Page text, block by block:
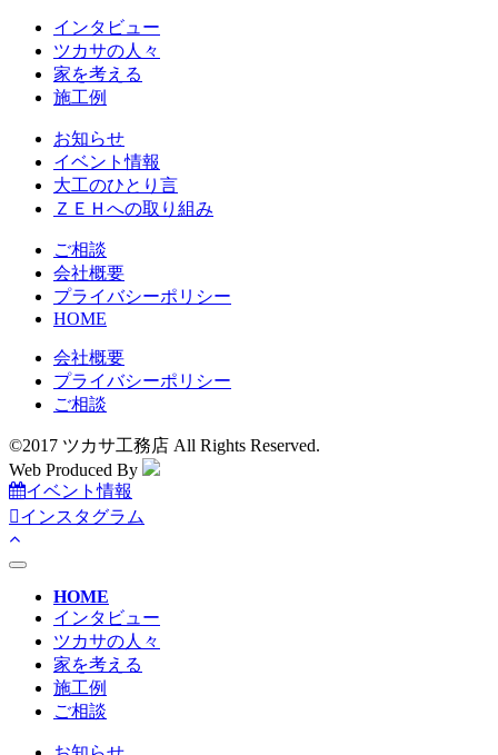
インタビュー
ツカサの人々
家を考える
施工例
お知らせ
イベント情報
大工のひとり言
ＺＥＨへの取り組み
ご相談
会社概要
プライバシーポリシー
HOME
会社概要
プライバシーポリシー
ご相談
©2017 ツカサ工務店 All Rights Reserved.
Web Produced By
イベント情報
インスタグラム
toggle
navigationHOME
インタビュー
ツカサの人々
家を考える
施工例
ご相談